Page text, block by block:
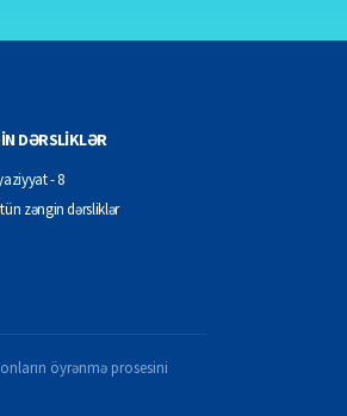
DƏRSLİKLƏR
- 8
zəngin dərsliklər
öyrənmə prosesini